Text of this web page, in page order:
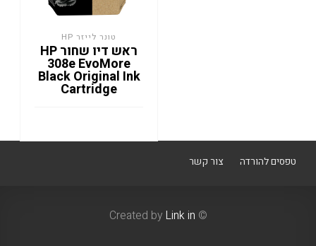
טונר לייזר HP
ראש דיו שחור HP
308e EvoMore
Black Original Ink
Cartridge
טפסים להורדה צור קשר
© Created by
Link in